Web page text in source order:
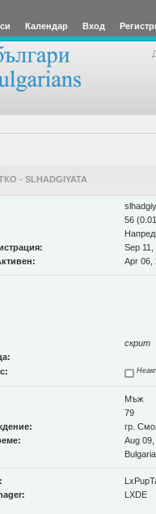
Календар Вход
- SLHADGIYATA
56
Sep 11,
Apr 06,
скрит
Мъж
79
гр.
Aug
LXDE